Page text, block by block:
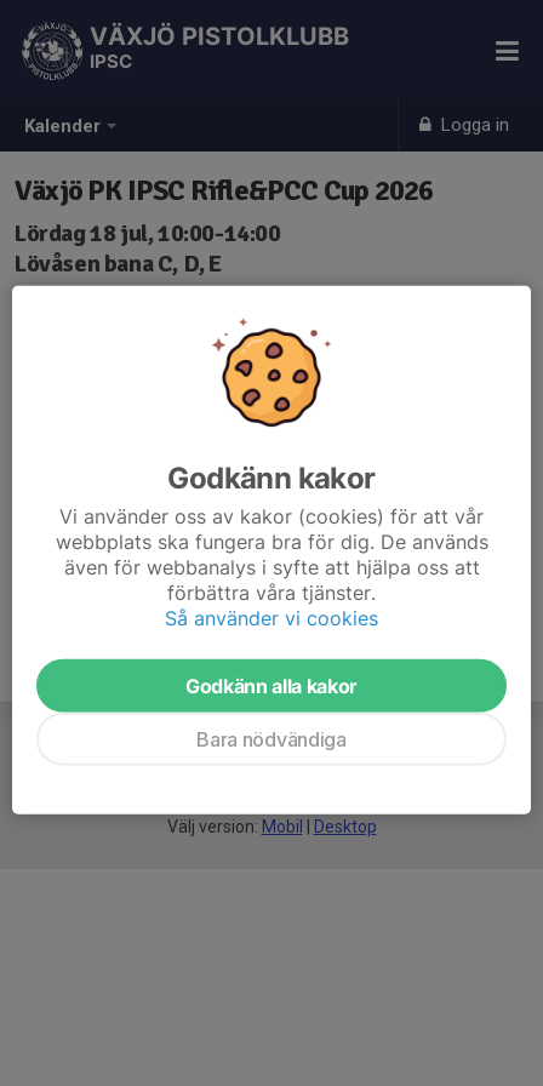
Kalender Logga in
VÄXJÖ PISTOLKLUBB
IPSC
Växjö PK IPSC Rifle&PCC Cup 2026
Lördag 18 jul, 10:00-14:00
Lövåsen bana C, D, E
Välj version: Mobil Desktop
Godkänn kakor
Vi använder oss av kakor (cookies) för att vår
webbplats ska fungera bra för dig. De används
även för webbanalys i syfte att hjälpa oss att
förbättra våra tjänster.
Så använder vi cookies
Godkänn alla kakor
Bara nödvändiga